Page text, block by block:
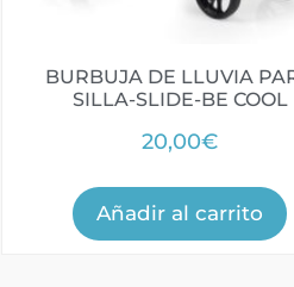
BURBUJA DE LLUVIA
SILLA-SLIDE-BE COOL
20,00€
Añadir al carrito